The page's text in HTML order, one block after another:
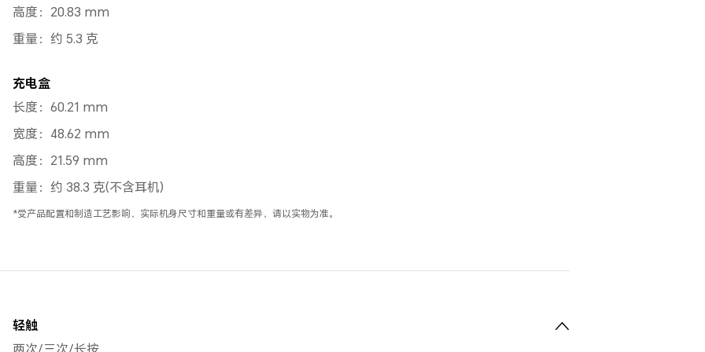
高度：20.83 mm
重量：约 5.3 克
充电盒
长度：60.21 mm
宽度：48.62 mm
高度：21.59 mm
重量：约 38.3 克(不含耳机)
*受产品配置和制造工艺影响，实际机身尺寸和重量或有差异，请以实物为准。
轻触
两次/三次/长按